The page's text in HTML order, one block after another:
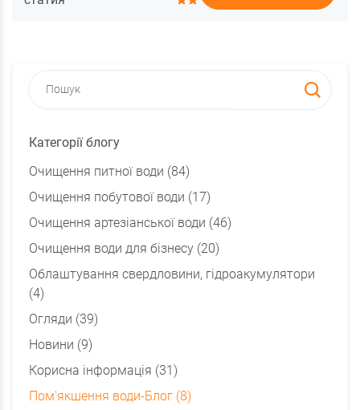
Категорії блогу
Очищення питної води (84)
Очищення побутової води (17)
Очищення артезіанської води (46)
Очищення води для бізнесу (20)
Облаштування свердловини, гідроакумулятори
(4)
Огляди (39)
Новини (9)
Корисна інформація (31)
Пом'якшення води-Блог (8)